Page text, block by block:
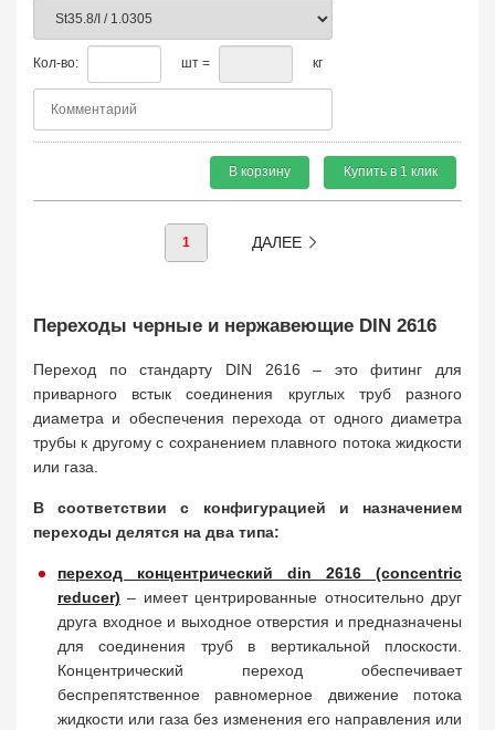
Кол-во: шт = кг
В корзину Купить в 1 клик
1 ДАЛЕЕ
Переходы черные и нержавеющие DIN 2616
Переход по стандарту DIN 2616 – это фитинг для
приварного встык соединения круглых труб разного
диаметра и обеспечения перехода от одного диаметра
трубы к другому с сохранением плавного потока жидкости
или газа.
В соответствии с конфигурацией и назначением
переходы делятся на два типа:
переход концентрический din 2616 (concentric
reducer) – имеет центрированные относительно друг
друга входное и выходное отверстия и предназначены
для соединения труб в вертикальной плоскости.
Концентрический переход обеспечивает
беспрепятственное равномерное движение потока
жидкости или газа без изменения его направления или